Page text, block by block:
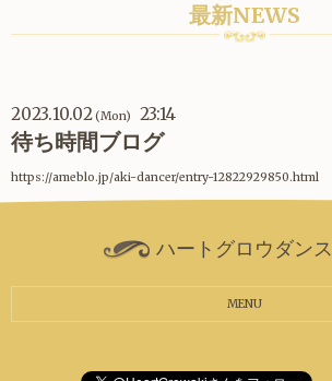
最新NEWS
2023.10.02(Mon) 23:14
待ち時間ブログ
https://ameblo.jp/aki-dancer/entry-12822929850.html
ハートグロウダンス
MENU